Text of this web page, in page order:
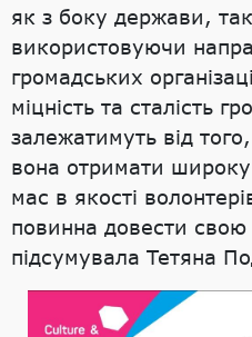
як з боку держави, так
використовуючи
громадських
міцність та сталість
залежатимуть від
вона отримати широку
мас в якості
повинна довести свою
підсумувала Тетяна